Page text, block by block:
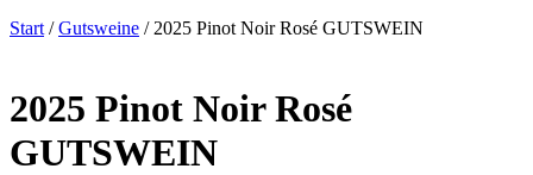
Start /Gutsweine / 2025 Pinot Noir Rosé GUTSWEIN
2025 Pinot Noir Rosé
GUTSWEIN